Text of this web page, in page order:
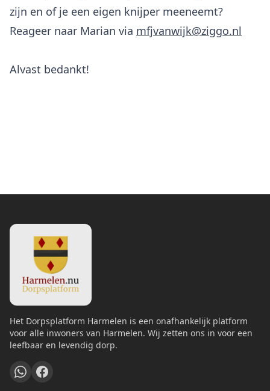
zijn en of je een eigen knijper meeneemt?
Reageer naar Marian via mfjvanwijk@ziggo.nl
Alvast bedankt!
Het Dorpsplatform Harmelen is een onafhankelijk platform
voor alle inwoners van Harmelen. Wij zetten ons in voor een
leefbaar en levendig dorp.